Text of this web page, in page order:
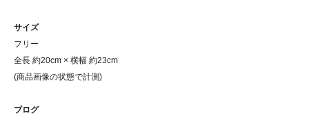
サイズ
フリー
全長 約20cm × 横幅 約23cm
(商品画像の状態で計測)
ブログ